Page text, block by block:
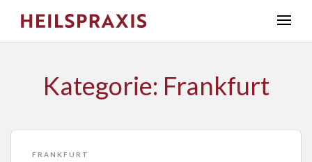
Kategorie: Frankfurt
FRANKFURT